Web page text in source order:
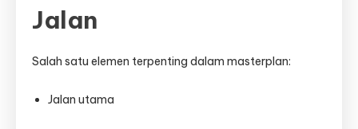
Jalan
Salah satu elemen terpenting dalam masterplan:
Jalan utama